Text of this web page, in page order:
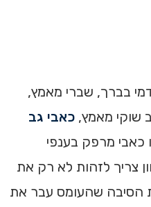
בברך, שברי מאמץ,
שוקי מאמץ, כאבי גב
כאבי מרפק בענפי
צריך לזהות לא רק את
שהעומס עבר את